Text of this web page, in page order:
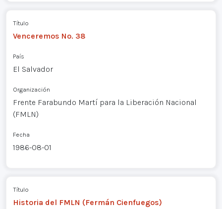
Título
Venceremos No. 38
País
El Salvador
Organización
Frente Farabundo Martí para la Liberación Nacional
(FMLN)
Fecha
1986-08-01
Título
Historia del FMLN (Fermán Cienfuegos)